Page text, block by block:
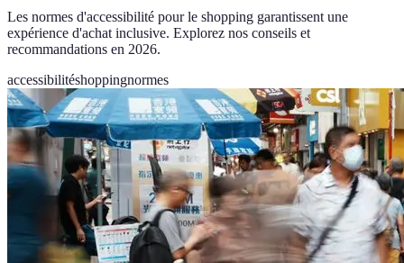
Les normes d'accessibilité pour le shopping garantissent une
expérience d'achat inclusive. Explorez nos conseils et
recommandations en 2026.
accessibilitéshoppingnormes